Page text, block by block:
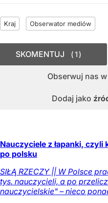
Kraj Obserwator mediów
Obserwuj nas w
Dodaj jako
SKOMENTUJ 1
Nauczyciele z łapanki,
po polsku
SIŁĄ RZECZY || W Polsce
tys. nauczycieli, a po
nauczycielskie" – nieco